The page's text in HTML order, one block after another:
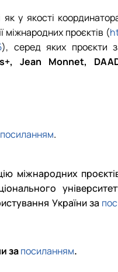
у якості
міжнародних проєктів (
), серед яких проєкти
Jean Monnet,
посиланням.
міжнародних
України за
запосиланням.